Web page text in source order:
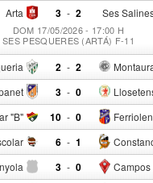
Arta 3 - Ses
2
DOM 17/05/2026 - 17:00 H
SES PESQUERES (ARTÁ) F-11
2 - 2
3 - 0
"B" 10 - 0
6 - 1
3 - Campos
0